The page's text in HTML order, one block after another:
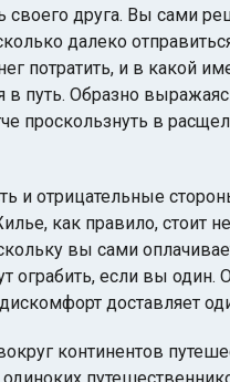
своего друга. Вы сами
далеко
потратить, и в какой
в путь. Образно
проскользнуть в
и отрицательные
как правило, стоит
вы сами
ограбить, если вы один.
доставляет
континентов